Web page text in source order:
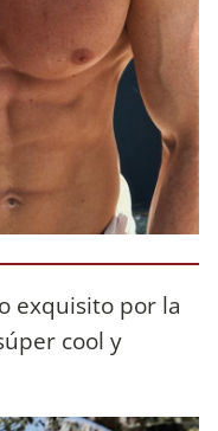
exquisito por la
cool y